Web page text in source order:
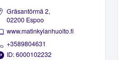
Gräsantörmä 2,
02200 Espoo
www.matinkylanhuolto.fi
+3589804631
ID: 6000102232